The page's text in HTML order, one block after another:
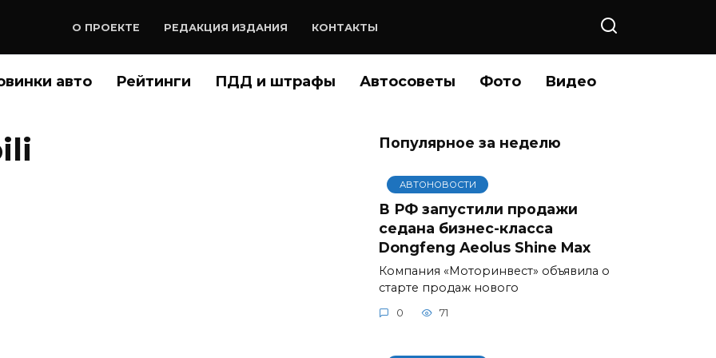
О ПРОЕКТЕ РЕДАКЦИЯ ИЗДАНИЯ КОНТАКТЫ
авто Рейтинги ПДД и штрафы Автосоветы Фото Видео
Популярное за неделю
АВТОНОВОСТИ
В РФ запустили продажи
седана бизнес-класса
Dongfeng Aeolus Shine Max
Компания «Моторинвест» объявила о
старте продаж нового
0 71